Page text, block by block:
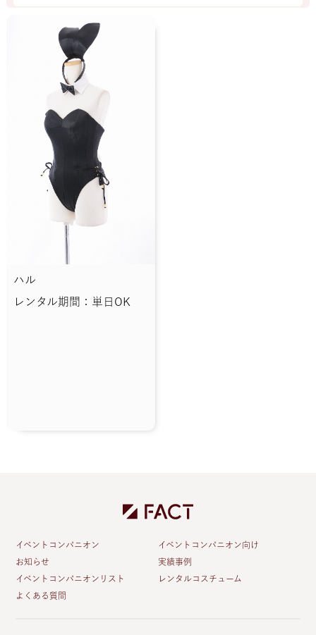
ハル
レンタル期間：単日OK
イベントコンパニオン
イベントコンパニオン向け
お知らせ
実績事例
イベントコンパニオンリスト
レンタルコスチューム
よくある質問